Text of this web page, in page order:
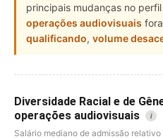
principais mudanças no
operações audiovisuais
qualificando, volume
Diversidade Racial e de
operações audiovisuais
i
Salário mediano de admissão